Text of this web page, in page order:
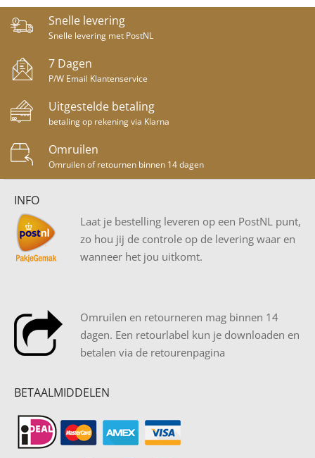
Snelle levering
Snelle levering met PostNL
7 Dagen
P/W Email Klantenservice
Uitgestelde betaling
betaling op rekening via Klarna
Omruilen
Omruilen of retournen binnen 14 dagen
INFO
Laat je bestelling leveren op een PostNL punt,
zo hou jij de controle op de levering waar en
wanneer het jou uitkomt.
Omruilen en retourneren mag binnen 14
dagen. Een retourlabel kun je downloaden en
betalen via de retourenpagina
BETAALMIDDELEN